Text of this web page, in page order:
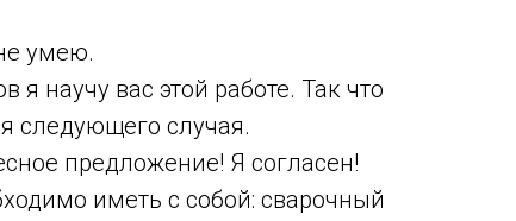
умею.
я научу вас этой работе. Так что
следующего случая.
предложение! Я согласен!
иметь с собой: сварочный